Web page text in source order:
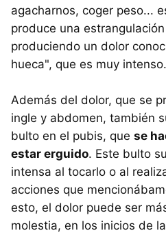
agacharnos, coger peso...
produce una
produciendo un dolor
hueca", que es muy intenso.
Además del dolor, que se
ingle y abdomen, también
bulto en el pubis, que se
estar erguido. Este bulto
intensa al tocarlo o al
acciones que
esto, el dolor puede ser
molestia, en los inicios de